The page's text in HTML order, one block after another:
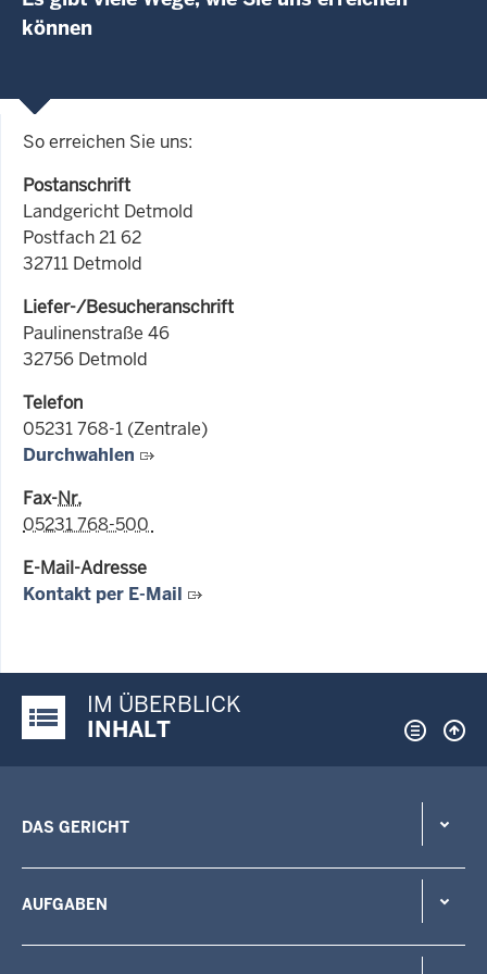
können
So erreichen Sie uns:
Postanschrift
Landgericht Detmold
Postfach 21 62
32711 Detmold
Liefer-/Besucheranschrift
Paulinenstraße 46
32756 Detmold
Telefon
05231 768-1 (Zentrale)
Durchwahlen
Fax-Nr.
05231 768-500
E-Mail-Adresse
Kontakt per E-Mail
Justiz-Portal im Überblick:
IM ÜBERBLICK
INHALT
DAS GERICHT
AUFGABEN